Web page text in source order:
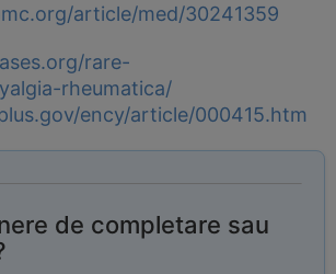
article/med/30241359
rare-
rheumatica/
ency/article/000415.htm
de completare sau